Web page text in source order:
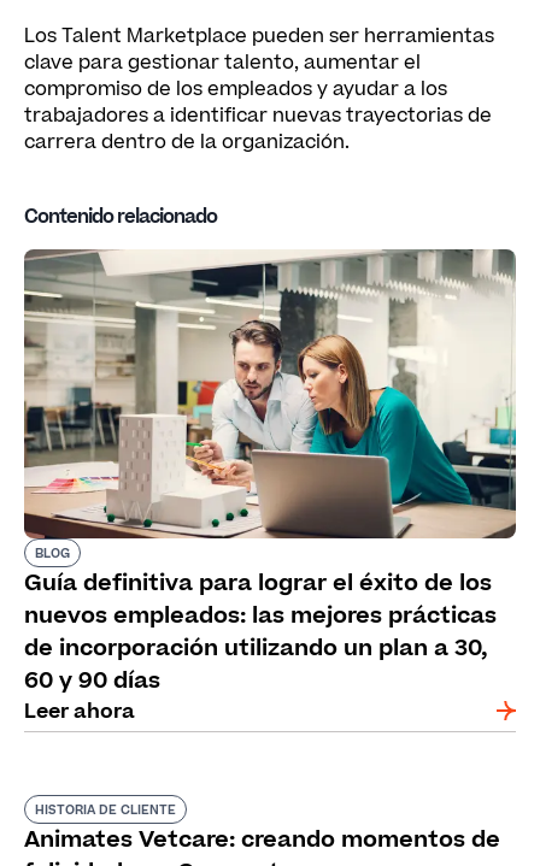
Los Talent Marketplace pueden ser herramientas
clave para gestionar talento, aumentar el
compromiso de los empleados y ayudar a los
trabajadores a identificar nuevas trayectorias de
carrera dentro de la organización.
Contenido relacionado
BLOG
Guía definitiva para lograr el éxito de los
nuevos empleados: las mejores prácticas
de incorporación utilizando un plan a 30,
60 y 90 días
Leer ahora
HISTORIA DE CLIENTE
Animates Vetcare: creando momentos de